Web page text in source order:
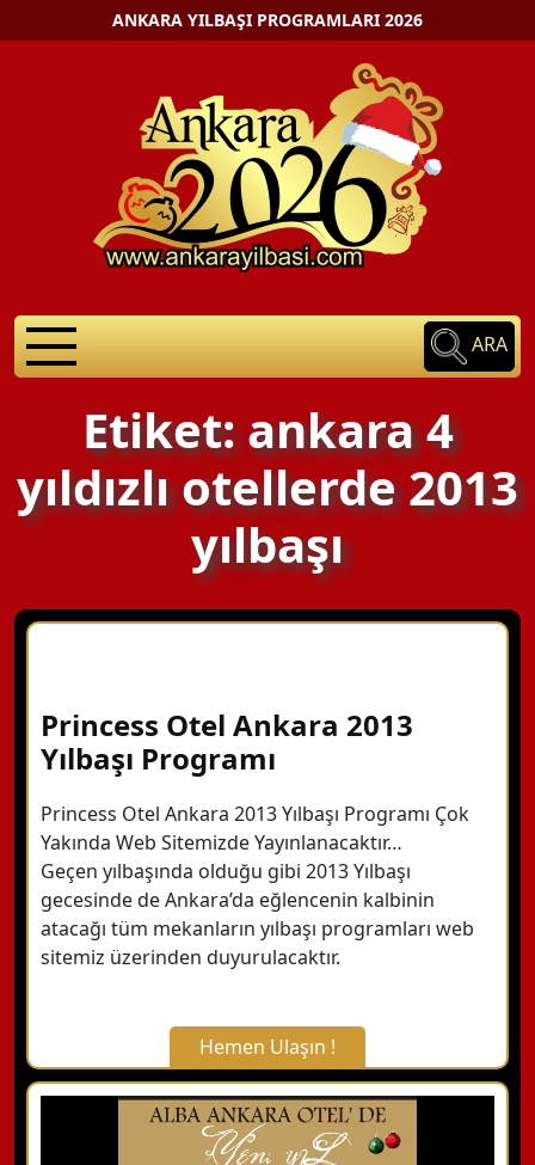
ANKARA YILBAŞI PROGRAMLARI 2026
ARA
Etiket: ankara 4
yıldızlı otellerde 2013
yılbaşı
Princess Otel Ankara 2013
Yılbaşı Programı
Princess Otel Ankara 2013 Yılbaşı Programı Çok
Yakında Web Sitemizde Yayınlanacaktır…
Geçen yılbaşında olduğu gibi 2013 Yılbaşı
gecesinde de Ankara’da eğlencenin kalbinin
atacağı tüm mekanların yılbaşı programları web
sitemiz üzerinden duyurulacaktır.
Hemen Ulaşın !
X Kapat
WhatsApp ile Bilgi Alın